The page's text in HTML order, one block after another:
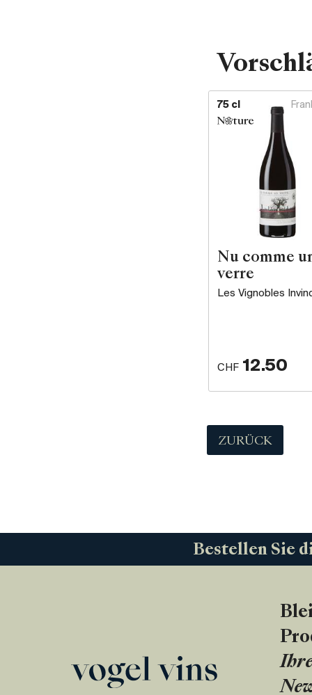
75 cl
Nu comme
verre
Les Vignobles
CHF 12.50
ZURÜCK
Bestellen Sie